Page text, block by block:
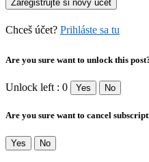
Chceš účet? Prihláste sa tu
Are you sure want to unlock this
Unlock left : 0 Yes No
Are you sure want to cancel
Yes No